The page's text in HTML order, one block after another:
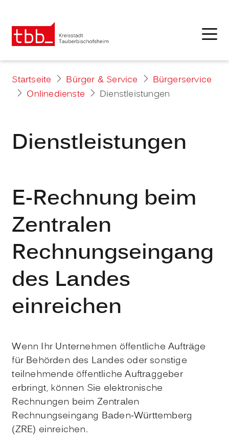
Startseite Bürger & Service
Bürgerservice
Onlinedienste
Dienstleistungen
Dienstleistungen
E-Rechnung beim
Zentralen
Rechnungseingang
des Landes
einreichen
Wenn Ihr Unternehmen öffentliche Aufträge
für Behörden des Landes oder sonstige
teilnehmende öffentliche Auftraggeber
erbringt, können Sie elektronische
Rechnungen beim Zentralen
Rechnungseingang Baden-Württemberg
(ZRE) einreichen.